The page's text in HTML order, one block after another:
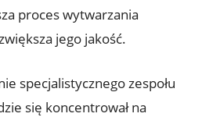
proces wytwarzania
jego jakość.
specjalistycznego zespołu
się koncentrował na